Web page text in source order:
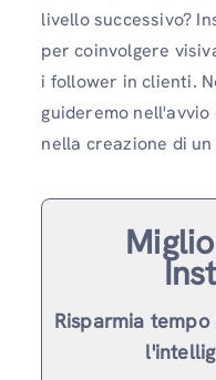
livello successivo?
per coinvolgere
i follower in clienti.
guideremo
nella creazione di
Risparmia